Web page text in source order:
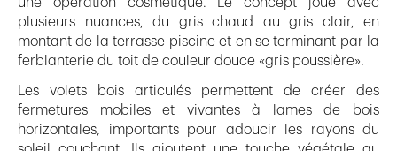
plusieurs nuances, du gris chaud au gris clair, en
montant de la terrasse-piscine et en se terminant par la
ferblanterie du toit de couleur douce «gris poussière».
Les volets bois articulés permettent de créer des
fermetures mobiles et vivantes à lames de bois
horizontales, importants pour adoucir les rayons du